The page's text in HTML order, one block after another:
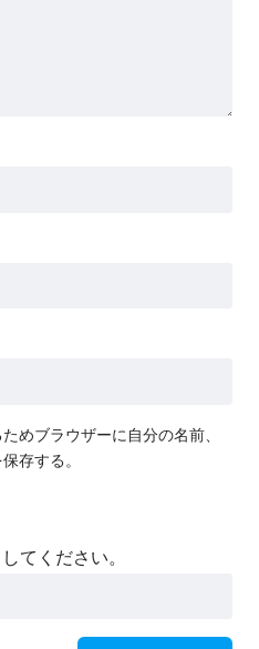
めブラウザーに自分の名前、
存する。
てください。